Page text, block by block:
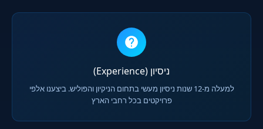
ניסיון (Experience)
למעלה מ-12 שנות ניסיון מעשי בתחום הניקיון והפוליש. ביצענו אלפי
פרויקטים בכל רחבי הארץ